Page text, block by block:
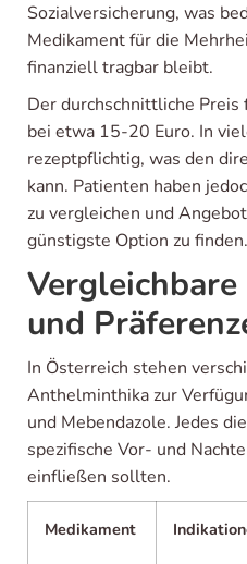
Sozialversicherung, was
Medikament für die
finanziell tragbar bleibt.
Der durchschnittliche
bei etwa 15-20 Euro. In
rezeptpflichtig, was den
kann. Patienten haben
zu vergleichen und
günstigste Option zu finden.
und
In Österreich stehen
Anthelminthika zur
und Mebendazole. Jedes
spezifische Vor- und
einfließen sollten.
Medikament